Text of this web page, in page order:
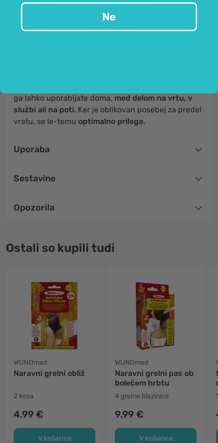
mišicahtersproščanju napetih mišic.
Delujejo na podlagi mešanice železovega prahu in
ga lahko uporabljate doma, med delom na vrtu, v
službi ali na poti. Ker je oblikovan posebej za predel
vratu, se le-temu optimalno prilega.
Uporaba
Sestavine
Opozorila
Ostali so kupili tudi
WUNDmed
Naravni grelni obliž
2 kosa
4.99 €
V košarico
WUNDmed
Naravni grelni pas ob
bolečem hrbtu
4 grelne blazinice
9.99 €
V košarico
Ne